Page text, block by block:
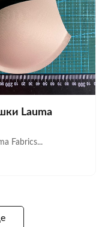
Lauma
Fabrics...